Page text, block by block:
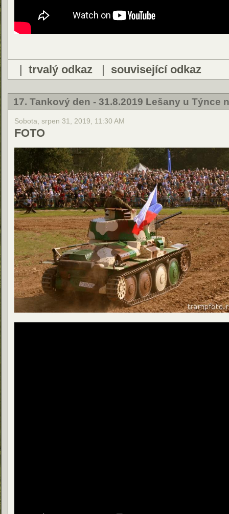
| trvalý odkaz | související odkaz
17. Tankový den - 31.8.2019 Lešany u Týnce
Sobota, srpen 31, 2019, 11:30 AM
FOTO